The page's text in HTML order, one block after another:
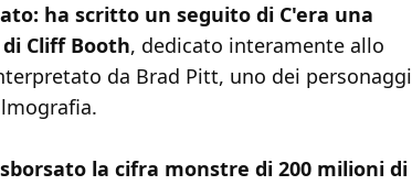
ha scritto un seguito di C'era una
Cliff Booth, dedicato interamente allo
da Brad Pitt, uno dei personaggi
la cifra monstre di 200 milioni di